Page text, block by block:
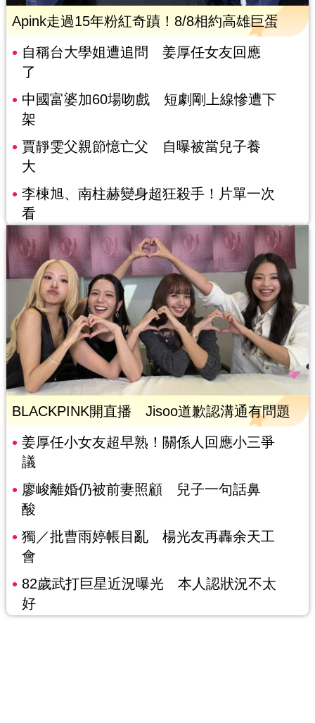
Apink走過15年粉紅奇蹟！8/8相約高雄巨蛋
自稱台大學姐遭追問 姜厚任女友回應
了
中國富婆加60場吻戲 短劇剛上線慘遭下
架
賈靜雯父親節憶亡父 自曝被當兒子養
大
李棟旭、南柱赫變身超狂殺手！片單一次
看
BLACKPINK開直播 Jisoo道歉認溝通有問題
姜厚任小女友超早熟！關係人回應小三爭
議
廖峻離婚仍被前妻照顧 兒子一句話鼻
酸
獨／批曹雨婷帳目亂 楊光友再轟余天工
會
82歲武打巨星近況曝光 本人認狀況不太
好